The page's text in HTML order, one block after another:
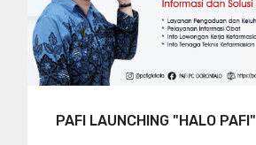
PAFI LAUNCHING "HALO PAFI"